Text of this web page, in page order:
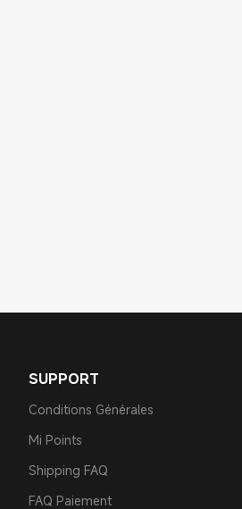
SUPPORT
Conditions Générales
Mi Points
Shipping FAQ
FAQ Paiement